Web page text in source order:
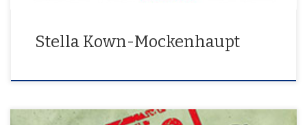
Stella Kown-Mockenhaupt